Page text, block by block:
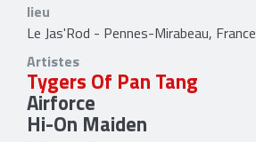
lieu
Le Jas'Rod - Pennes-Mirabeau, France
Artistes
Tygers Of Pan Tang
Airforce
Hi-On Maiden